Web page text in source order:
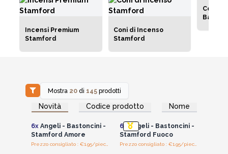
Incensi Premium
Stamford
Coni di Incenso
Stamford
Coni a
Base
Mostra 20 di 145 prodotti
Novità Codice prodotto Nome
Accedi per vedere
i prezzi all'ingrosso
6xAngeli - Bastoncini -
Stamford Amore
Prezzo consigliato : €1.95/piece
Accedi per vedere
i prezzi all'ingrosso
6x Angeli - Bastoncini -
Stamford Fuoco
Prezzo consigliato : €1.95/piece